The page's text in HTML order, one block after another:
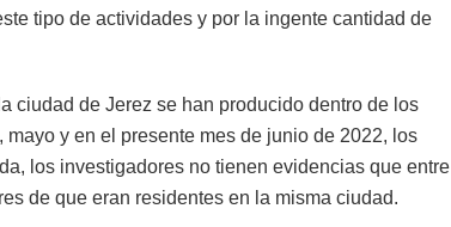
tipo de actividades y por la ingente cantidad de
ciudad de Jerez se han producido dentro de los
y en el presente mes de junio de 2022, los
los investigadores no tienen evidencias que entre
de que eran residentes en la misma ciudad.